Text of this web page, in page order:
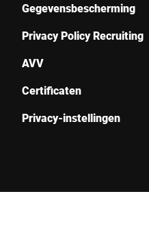
Gegevensbescherming
Privacy Policy Recruiting
AVV
Certificaten
Privacy-instellingen